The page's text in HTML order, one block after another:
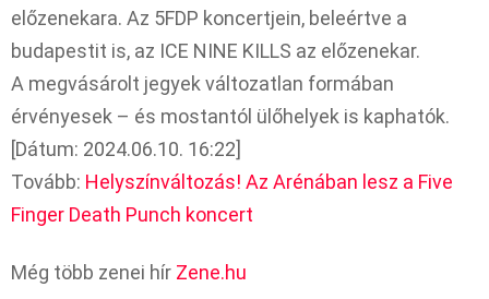
előzenekara. Az 5FDP koncertjein, beleértve a
budapestit is, az ICE NINE KILLS az előzenekar.
A megvásárolt jegyek változatlan formában
érvényesek – és mostantól ülőhelyek is kaphatók.
[Dátum: 2024.06.10. 16:22]
Tovább: Helyszínváltozás! Az Arénában lesz a Five
Finger Death Punch koncert
Még több zenei hír Zene.hu